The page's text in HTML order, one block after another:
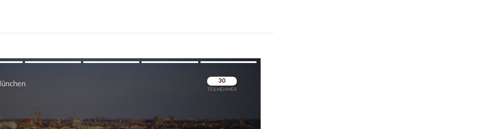
Überspringen